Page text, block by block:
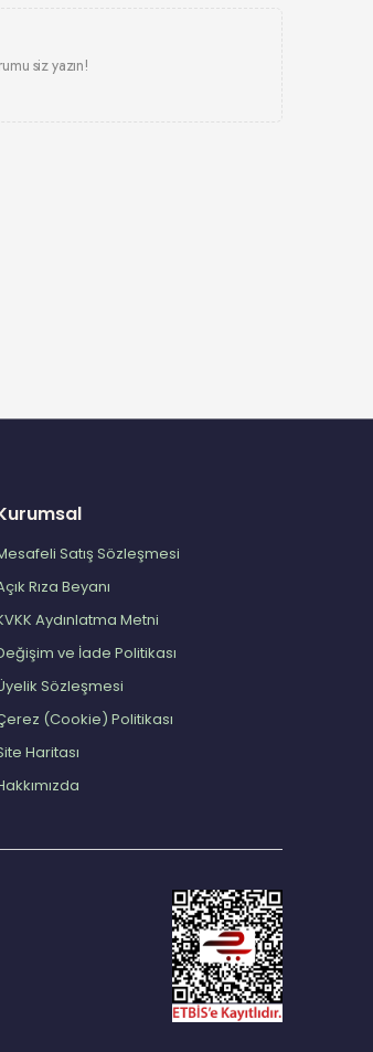
siz yazın!
Satış Sözleşmesi
Rıza Beyanı
Aydınlatma Metni
ve İade Politikası
Sözleşmesi
(Cookie) Politikası
Haritası